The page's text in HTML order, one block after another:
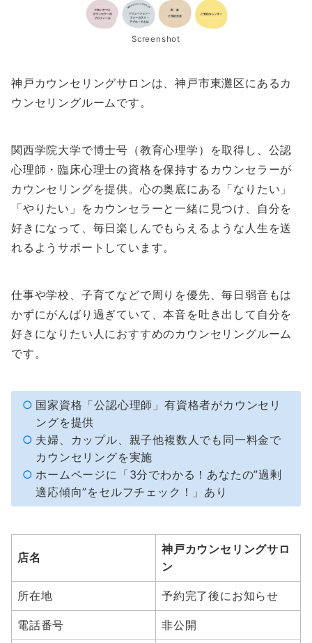
Screenshot
神戸カウンセリングサロンは、神戸市東灘区にあるカ
ウンセリングルームです。
関西学院大学で博士号（教育心理学）を取得し、公認
心理師・臨床心理士の資格を保持するカウンセラーが
カウンセリングを提供。心の奥底にある「なりたい」
「やりたい」をカウンセラーと一緒に見つけ、自分を
好きになって、毎日楽しんでもらえるような人生を送
れるようサポートしています。
仕事や学校、子育てなどで周りを優先、毎日弱音もは
かずにがんばり過ぎていて、本音を吐き出して自分を
好きになりたい人におすすめのカウンセリングルーム
です。
国家資格「公認心理師」有資格者がカウンセリ
ングを提供
夫婦、カップル、親子他複数人でも同一料金で
カウンセリングを実施
ホームページに「3分でわかる！あなたの”過剰
適応傾向”をセルフチェック！」あり
店名
神戸カウンセリングサロ
ン
所在地 予約完了後にお知らせ
電話番号 非公開